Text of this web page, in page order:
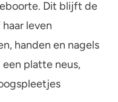
Dit blijft de
leven
handen en nagels
platte neus,